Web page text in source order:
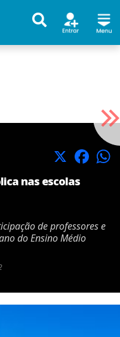
X Facebook
nas escolas
de professores e
do Ensino Médio